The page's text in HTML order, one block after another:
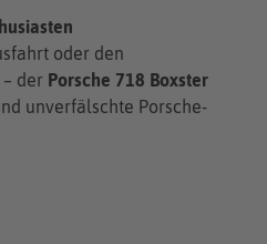
oder den
der Porsche 718 Boxster
unverfälschte Porsche-